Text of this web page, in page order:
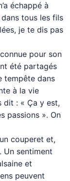
échappé à
dans tous les fils
je te dis pas
pour son
été partagés
tempête dans
à la vie
dit : « Ça y est,
passions ». On
couperet et,
Un sentiment
et
peuvent